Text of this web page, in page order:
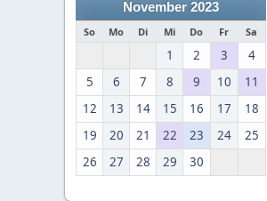
November 2023
So Mo Di Mi Do Fr Sa
1 2 3
4
5
6 7 8 9 10
11
12
13 14 15 16 17
18
19
20 21 22 23 24
25
26
27 28 29 30